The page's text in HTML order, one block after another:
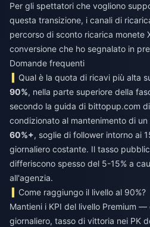
Per gli spettatori che vogliono
questa transizione, i canali di
percorso di sconto ricarica monete
conversione che ho segnalato in
Domande frequenti
Qual è la quota di ricavi più alta
90%, nella parte superiore della
secondo la guida di bittopup.com
condizionato al mantenimento di un
60%+, soglie di follower intorno ai
giornaliero costante. Il tasso
differiscono spesso del 5-15% a
all'agenzia.
Come raggiungo il livello al 90%?
Mantieni i KPI del livello Premium
giornaliero, tasso di vittoria nei PK